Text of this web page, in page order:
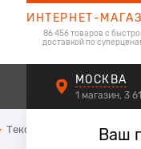
ИНТЕРНЕТ-
86 456 товаров с
доставкой по
Ваш
МОСКВА
1 магазин, 3
Текстиль для дома